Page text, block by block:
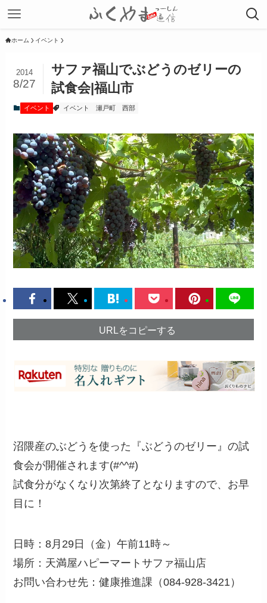
ホーム イベント
サファ福山でぶどうのゼリーの
試食会|福山市
2014
8/27
イベント イベント 瀬戸町 西部
URLをコピーする
沼隈産のぶどうを使った『ぶどうのゼリー』の試
食会が開催されます(#^^#)
試食分がなくなり次第終了となりますので、お早
目に！
日時：8月29日（金）午前11時～
場所：天満屋ハピーマートサファ福山店
お問い合わせ先：健康推進課（084-928-3421）